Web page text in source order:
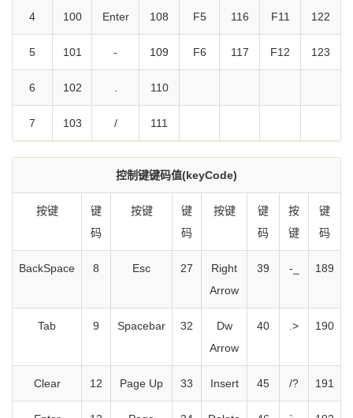
4 100 Enter 108 F5 116 F11 122
5 101 - 109 F6 117 F12 123
6 102 110
7 103 / 111
控制键键码值(keyCode)
按键
键
码
按键
键
码
按键
键
码
按
键
键
码
BackSpace 8 Esc 27
Right
Arrow
39 -_ 189
Tab 9 Spacebar 32
Dw
Arrow
40 .> 190
Clear 12 Page Up 33 Insert 45 /? 191